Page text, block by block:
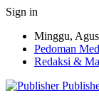
Sign in
Minggu,
Pedoman
Redaksi &